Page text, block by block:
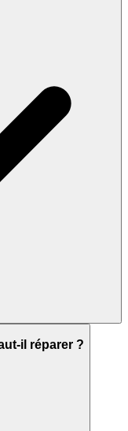
il réparer ?